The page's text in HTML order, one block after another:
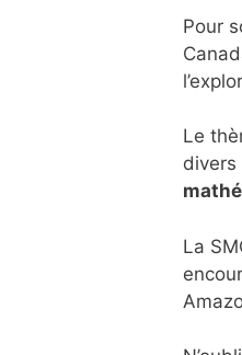
Pour
Le
divers
La